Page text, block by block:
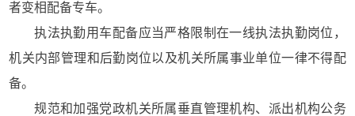
者变相配备专车。
执法执勤用车配备应当严格限制在一线执法执勤岗位，
机关内部管理和后勤岗位以及机关所属事业单位一律不得配
备。
规范和加强党政机关所属垂直管理机构、派出机构公务